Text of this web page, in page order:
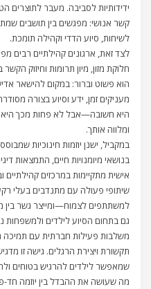
ידידותיות לסביבה. מעבר לתוצרים
קשר אנושי: מפגשים בין תושבים
לשיחות, סיוע הדדי וקהילה תומכת.
לצד זאת, ארגונים קהילתיים רבים
חלוקת מזון, מיון תרומות וחיזוק
הוא פשוט וברור: במקום להישאר
מעניקים זמן, ידע וסיוע בצורה
היא חשובה—אבל לא פחות מכך היא
ומלווה אותך.
במקביל, ישנן יוזמות חינוכיות
בנושאי מיומנויות חיים, התמצאות
אישית מתקיימות במרכזים קהילתיים
שיתופי פעולה עם מתנדבים בעלי
למשתתפים לצמוח—ומייצר גשר
גם בתחום הסיוע לילדים ולמשפחות
משלבות פעילות חברתית עם תמיכה
תקשורת ויצירת הרגלים. גישה זו
שמאפשר לילדים להרגיש בטוחים
מה שעושה את ההבדל בין יוזמה